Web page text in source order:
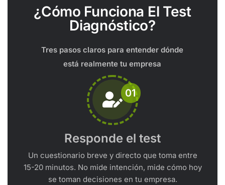
¿Cómo Funciona El Test
Diagnóstico?
Tres pasos claros para entender dónde
está realmente tu empresa
01
Responde el test
Un cuestionario breve y directo que toma entre
15-20 minutos. No mide intención, mide cómo hoy
se toman decisiones en tu empresa.